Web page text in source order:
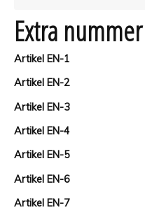
Extra
Artikel EN-1
Artikel EN-2
Artikel EN-3
Artikel EN-4
Artikel EN-5
Artikel EN-6
Artikel EN-7